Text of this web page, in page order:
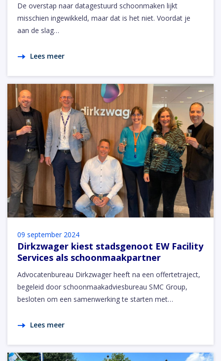
De overstap naar datagestuurd schoonmaken lijkt
misschien ingewikkeld, maar dat is het niet. Voordat je
aan de slag…
Lees meer
09 september 2024
Dirkzwager kiest stadsgenoot EW Facility
Services als schoonmaakpartner
Advocatenbureau Dirkzwager heeft na een offertetraject,
begeleid door schoonmaakadviesbureau SMC Group,
besloten om een samenwerking te starten met…
Lees meer